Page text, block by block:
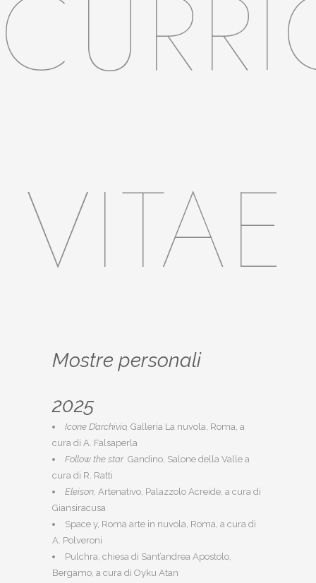
VITAE
Mostre personali
2025
Icone D’archivio, Galleria La nuvola, Roma, a
cura di A. Falsaperla
Follow the star Gandino, Salone della Valle a
cura di R. Ratti
Eleison, Artenativo, Palazzolo Acreide, a cura di
Giansiracusa
Space y, Roma arte in nuvola, Roma, a cura di
A. Polveroni
Pulchra, chiesa di Sant’andrea Apostolo,
Bergamo, a cura di Oyku Atan